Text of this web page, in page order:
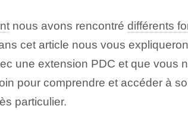
nous avons rencontré différents
cet article nous vous
une extension PDC et que vous
pour comprendre et accéder à
particulier.